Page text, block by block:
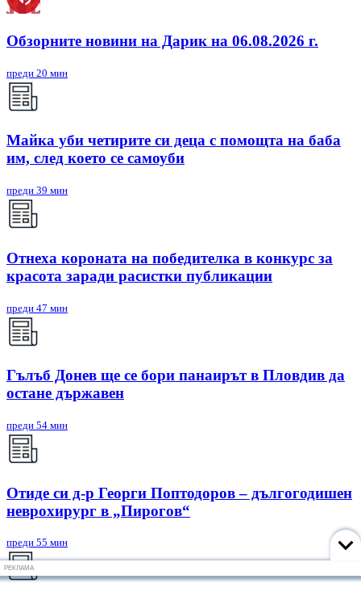
Обзорните новини на Дарик на 06.08.2026 г.
преди 20 мин
Майка уби четирите си деца с помощта на баба
им, след което се самоуби
преди 39 мин
Отнеха короната на победителка в конкурс за
красота заради расистки публикации
преди 47 мин
Гълъб Донев ще се бори панаирът в Пловдив да
остане държавен
преди 54 мин
Отиде си д-р Георги Поптодоров – дългогодишен
неврохирург в „Пирогов“
преди 55 мин
РЕКЛАМА